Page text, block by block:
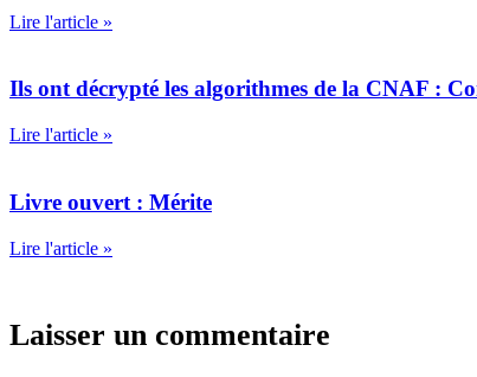
Lire l'article »
Ils ont décrypté les algorithmes de la CNAF :
Lire l'article »
Livre ouvert : Mérite
Lire l'article »
Laisser un commentaire